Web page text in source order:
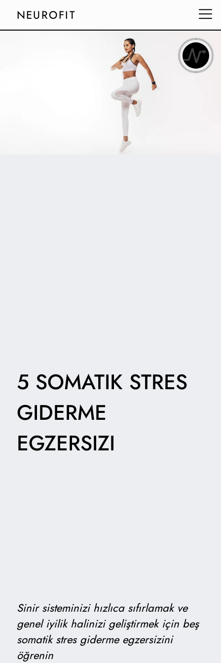
NEUROFIT
5 SOMATIK STRES
GIDERME
EGZERSIZI
Sinir sisteminizi hızlıca sıfırlamak ve
genel iyilik halinizi geliştirmek için beş
somatik stres giderme egzersizini
öğrenin